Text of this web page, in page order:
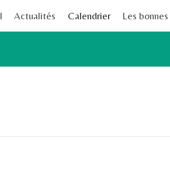
Actualités Calendrier Les